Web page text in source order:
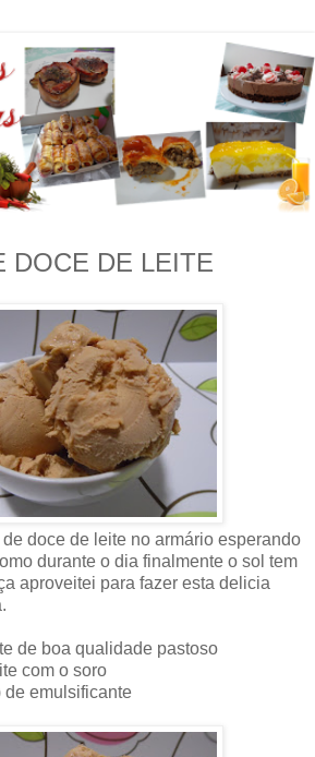
DOCE DE LEITE
doce de leite no armário esperando
durante o dia finalmente o sol tem
aproveitei para fazer esta delicia
de boa qualidade pastoso
com o soro
de emulsificante